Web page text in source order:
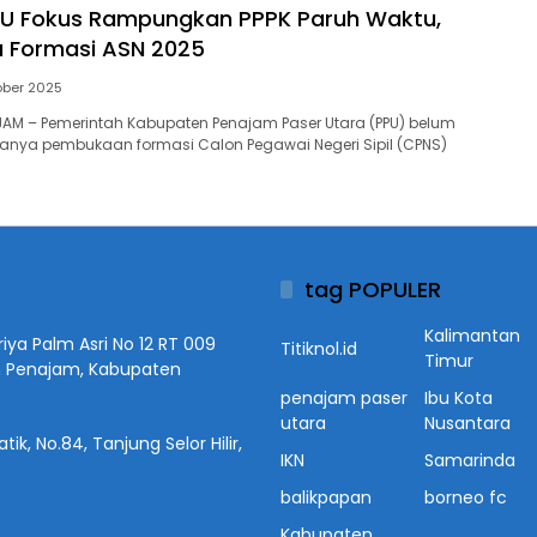
Fokus Rampungkan PPPK Paruh Waktu,
Formasi ASN 2025
2025
– Pemerintah Kabupaten Penajam Paser Utara (PPU) belum
pembukaan formasi Calon Pegawai Negeri Sipil (CPNS)
Palm Asri No 12 RT 009
Kabupaten
No.84, Tanjung Selor Hilir,
tag POPULER
Titiknol.id
Kalimantan
Timur
penajam paser
utara
Ibu Kota
Nusantara
IKN
Samarinda
balikpapan
borneo fc